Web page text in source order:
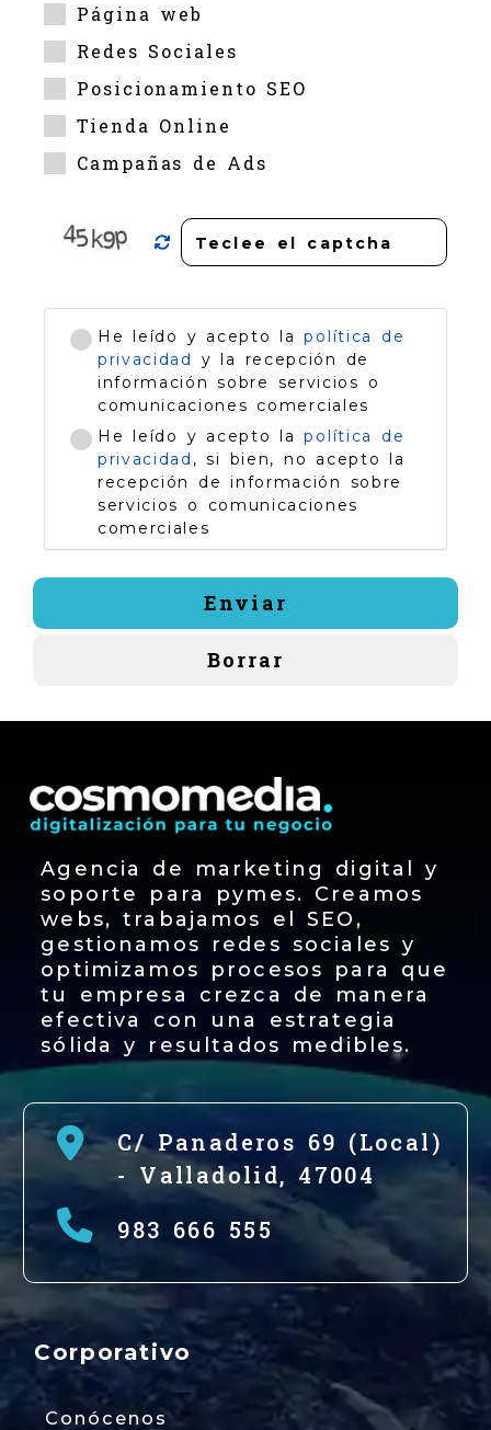
Página web
Redes Sociales
Posicionamiento SEO
Tienda Online
Campañas de Ads
He leído y acepto lapolítica de
privacidad
y la recepción de
información sobre servicios o
comunicaciones comerciales
He leído y acepto lapolítica de
privacidad , si bien, no acepto la
recepción de información sobre
servicios o comunicaciones
comerciales
Enviar
Borrar
Agencia de marketing digital y
soporte para pymes. Creamos
webs, trabajamos el SEO,
gestionamos redes sociales y
optimizamos procesos para que
tu empresa crezca de manera
efectiva con una estrategia
sólida y resultados medibles.
C/ Panaderos 69 (Local)
- Valladolid, 47004
983 666 555
Corporativo
Conócenos